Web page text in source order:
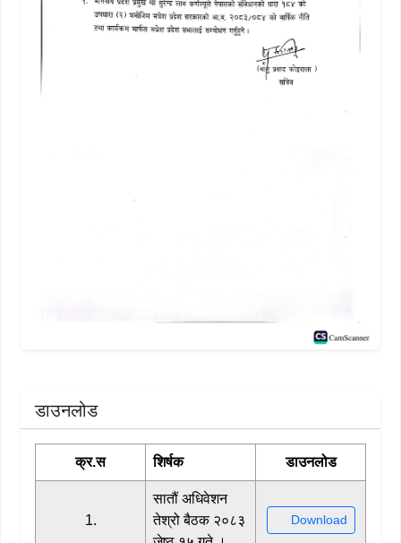
डाउनलोड
क्र.स शिर्षक डाउनलोड
1.
सातौं अधिवेशन
तेश्रो बैठक २०८३
Download